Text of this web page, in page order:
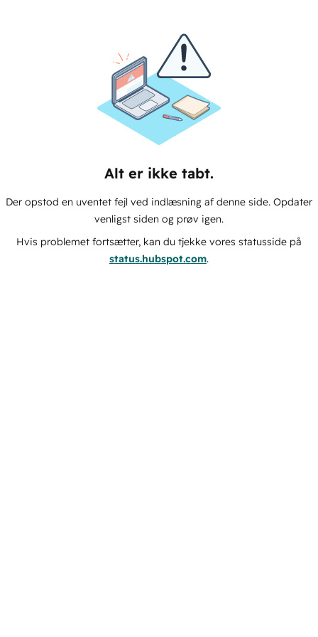
Alt er ikke tabt.
Der opstod en uventet fejl ved indlæsning af denne side. Opdater
venligst siden og prøv igen.
Hvis problemet fortsætter, kan du tjekke vores statusside på
status.hubspot.com.